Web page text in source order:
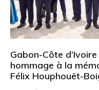
Gabon-Côte
hommage à la
Félix Houphouët-